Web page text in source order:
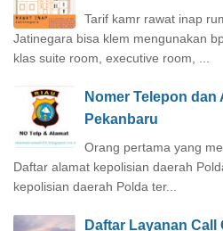
Tarif kamr rawat inap
Jatinegara bisa klem mengunakan
klas suite room, executive room, ...
Nomer Telepon dan
Pekanbaru
Orang pertama yang
Daftar alamat kepolisian daerah
kepolisian daerah Polda ter...
Daftar Layanan